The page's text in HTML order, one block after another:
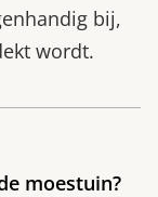
bij,
wordt.
moestuin?